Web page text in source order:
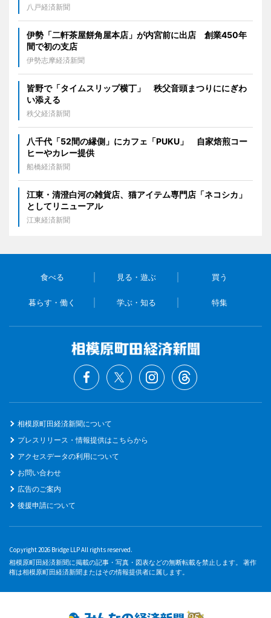
八戸経済新聞
伊勢「二軒茶屋餅角屋本店」が内宮前に出店 創業450年
間で初の支店
伊勢志摩経済新聞
皆野で「タイムスリップ横丁」 秩父音頭まつりににぎわ
い添える
秩父経済新聞
八千代「52間の縁側」にカフェ「PUKU」 自家焙煎コー
ヒーやカレー提供
船橋経済新聞
江東・清澄白河の雑貨店、猫アイテム専門店「ネコシカ」
としてリニューアル
江東経済新聞
食べる 見る・遊ぶ 買う
暮らす・働く 学ぶ・知る 特集
相模原町田経済新聞について
プレスリリース・情報提供はこちらから
アクセスデータの利用について
お問い合わせ
広告のご案内
後援申請について
Copyright 2026 Bridge LLP All rights reserved.
相模原町田経済新聞に掲載の記事・写真・図表などの無断転載を禁止します。 著作
権は相模原町田経済新聞またはその情報提供者に属します。